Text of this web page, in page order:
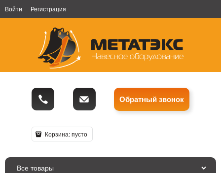
Войти Регистрация
Обратный звонок
Корзина:пусто
Все товары